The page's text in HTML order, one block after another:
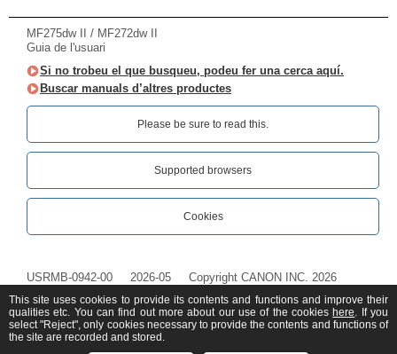
MF275dw II / MF272dw II
Guia de l'usuari
Si no trobeu el que busqueu, podeu fer una cerca aquí.
Buscar manuals d’altres productes
Please be sure to read this.‎
Supported browsers
Cookies
USRMB-0942-00 2026-05 Copyright CANON INC. 2026
This site uses cookies to provide its contents and functions and improve their
qualities etc. You can find out more about our use of the cookies here. If you
select "Reject", only cookies necessary to provide the contents and functions of
the site are recorded and stored.